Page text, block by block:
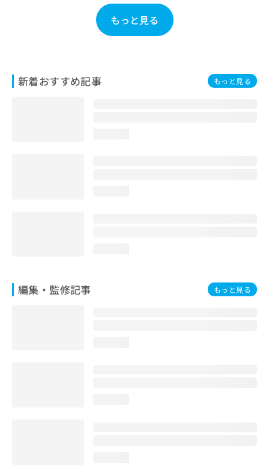
もっと見る
新着おすすめ記事 もっと見る
編集・監修記事 もっと見る
は